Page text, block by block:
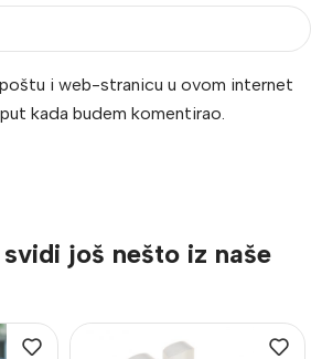
i web-stranicu u ovom internet
kada budem komentirao.
još nešto iz naše